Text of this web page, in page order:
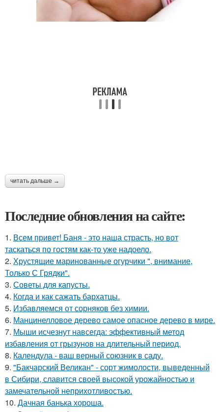
читать дальше →
Последние обновления на сайте:
1. Всем привет! Баня - это наша страсть, но вот
таскаться по гостям как-то уже надоело.
2. Хрустящие маринованные огурчики ", внимание,
Только С Грядки".
3. Советы для капусты.
4. Когда и как сажать бархатцы.
5. Избавляемся от сорняков без химии.
6. Манцинелловое дерево самое опасное дерево в мире.
7. Мыши исчезнут навсегда: эффективный метод
избавления от грызунов на длительный период.
8. Календула - ваш верный союзник в саду.
9. "Бакчарский Великан" - сорт жимолости, выведенный
в Сибири, славится своей высокой урожайностью и
замечательной неприхотливостью.
10. Дачная банька хороша.